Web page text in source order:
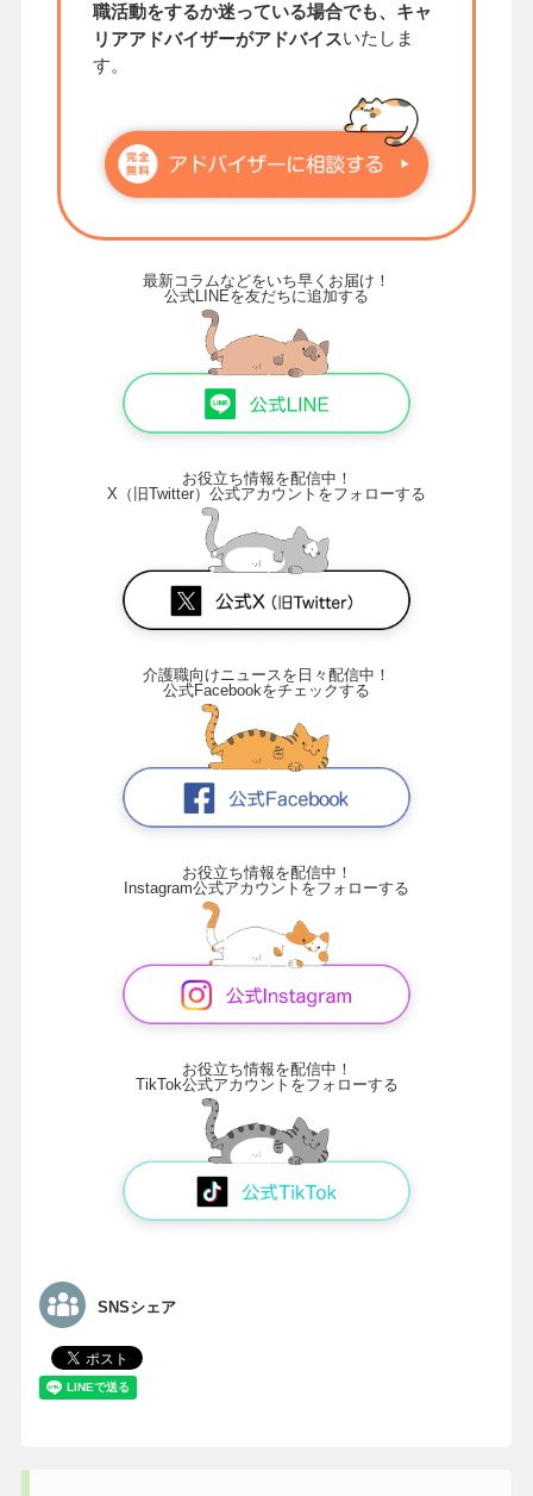
職活動をするか迷っている場合でも、キャ
リアアドバイザーがアドバイスいたしま
す。
最新コラムなどをいち早くお届け！
公式LINEを友だちに追加する
お役立ち情報を配信中！
X（旧Twitter）公式アカウントをフォローする
介護職向けニュースを日々配信中！
公式Facebookをチェックする
お役立ち情報を配信中！
Instagram公式アカウントをフォローする
お役立ち情報を配信中！
TikTok公式アカウントをフォローする
SNSシェア